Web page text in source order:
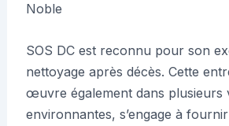
Noble
SOS DC est reconnu pour son
nettoyage après décès. Cette
œuvre également dans plusieurs
environnantes, s’engage à